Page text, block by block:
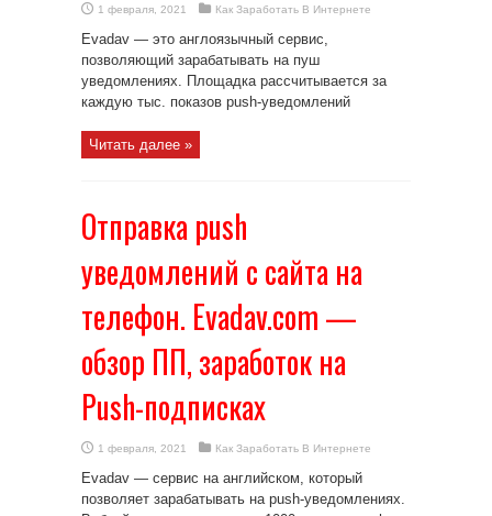
1 февраля, 2021 Как Заработать В Интернете
Evadav — это англоязычный сервис,
позволяющий зарабатывать на пуш
уведомлениях. Площадка рассчитывается за
каждую тыс. показов push-уведомлений
Читать далее »
Отправка push
уведомлений с сайта на
телефон. Evadav.com —
обзор ПП, заработок на
Push-подписках
1 февраля, 2021 Как Заработать В Интернете
Evadav — сервис на английском, который
позволяет зарабатывать на push-уведомлениях.